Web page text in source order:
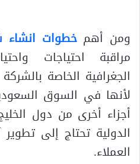
ومن أهمخطوات انشاء
مراقبة احتياجات
الجغرافية الخاصة
لأنها في السوق
أجزاء أخرى من دول
الدولية تحتاج إلى
العملاء.